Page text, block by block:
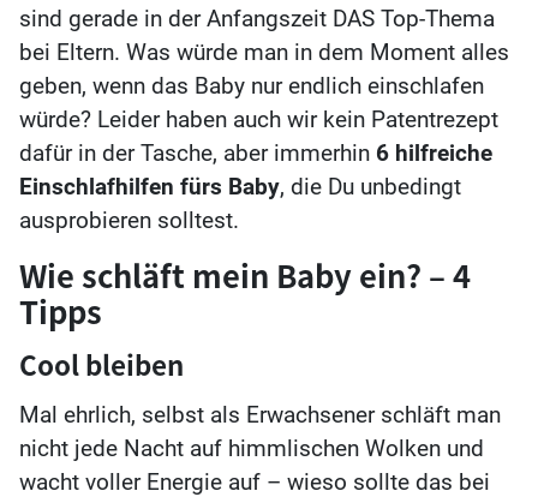
sind gerade in der Anfangszeit DAS Top-Thema
bei Eltern. Was würde man in dem Moment alles
geben, wenn das Baby nur endlich einschlafen
würde? Leider haben auch wir kein Patentrezept
dafür in der Tasche, aber immerhin 6 hilfreiche
Einschlafhilfen fürs Baby, die Du unbedingt
ausprobieren solltest.
Wie schläft mein Baby ein? – 4
Tipps
Cool bleiben
Mal ehrlich, selbst als Erwachsener schläft man
nicht jede Nacht auf himmlischen Wolken und
wacht voller Energie auf – wieso sollte das bei